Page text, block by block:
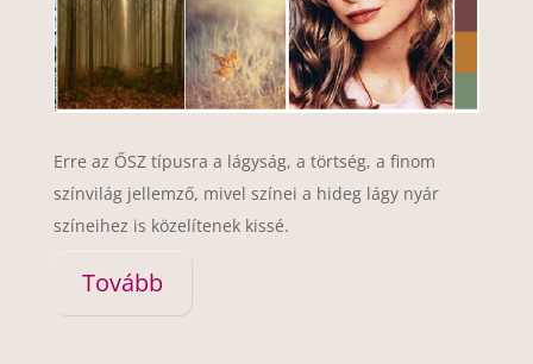
Erre az ŐSZ típusra a lágyság, a törtség, a finom
színvilág jellemző, mivel színei a hideg lágy nyár
színeihez is közelítenek kissé.
Tovább